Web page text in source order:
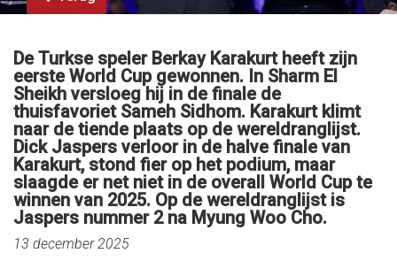
De Turkse speler Berkay Karakurt heeft zijn
eerste World Cup gewonnen. In Sharm El
Sheikh versloeg hij in de finale de
thuisfavoriet Sameh Sidhom. Karakurt klimt
naar de tiende plaats op de wereldranglijst.
Dick Jaspers verloor in de halve finale van
Karakurt, stond fier op het podium, maar
slaagde er net niet in de overall World Cup te
winnen van 2025. Op de wereldranglijst is
Jaspers nummer 2 na Myung Woo Cho.
13 december 2025